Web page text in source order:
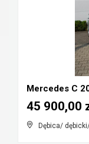
Mercedes C
Dębica/
45 900,00